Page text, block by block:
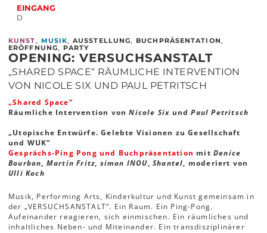
EINGANG
D
KUNST , MUSIK, AUSSTELLUNG, BUCHPRÄSENTATION ,
ERÖFFNUNG, PARTY
OPENING: VERSUCHSANSTALT
„SHARED SPACE“ RÄUMLICHE INTERVENTION
VON NICOLE SIX UND PAUL PETRITSCH
„Shared Space“
Räumliche Intervention vonNicole Six undPaul Petritsch
„Utopische Entwürfe. Gelebte Visionen zu Gesellschaft
und WUK“
Gesprächs-Ping Pong und Buchpräsentation mitDenice
Bourbon, Martin Fritz, simon INOU,Shantel, moderiert von
Ulli Koch
Musik, Performing Arts, Kinderkultur und Kunst gemeinsam in
der „VERSUCHSANSTALT“. Ein Raum. Ein Ping-Pong.
Aufeinander reagieren, sich einmischen. Ein räumliches und
inhaltliches Neben- und Miteinander. Ein transdisziplinärer